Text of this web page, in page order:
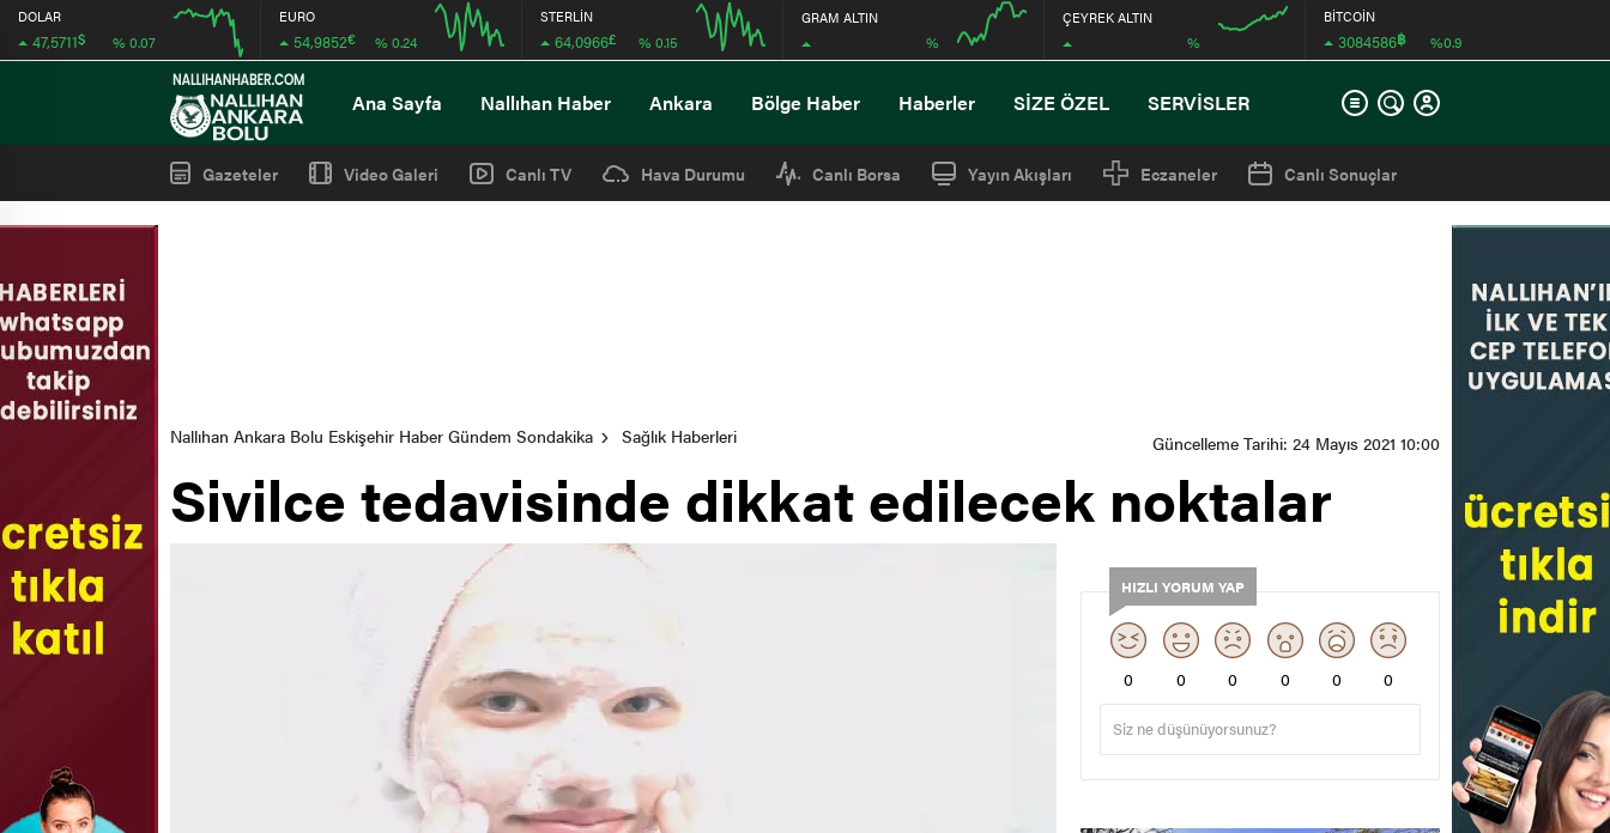
DOLAR
47,5711$ % 0.07
12:00 16:00
EURO
54,9852€ % 0.24
STERLİN
64,0966£ % 0.15
GRAM ALTIN
%
ÇEYREK ALTIN
%
BİTCOİN
3084586฿ %0.9
Ana Sayfa Nallıhan Haber Ankara Bölge Haber Haberler SİZE ÖZEL SERVİSLER
Gazeteler Video Galeri Canlı TV Hava Durumu Canlı Borsa Yayın Akışları Eczaneler Canlı Sonuçlar
Nallıhan Ankara Bolu Eskişehir Haber Gündem Sondakika Sağlık Haberleri Güncelleme Tarihi: 24 Mayıs 2021 10:00
Sivilce tedavisinde dikkat edilecek noktalar
HIZLI YORUM YAP
0 0 0 0 0 0